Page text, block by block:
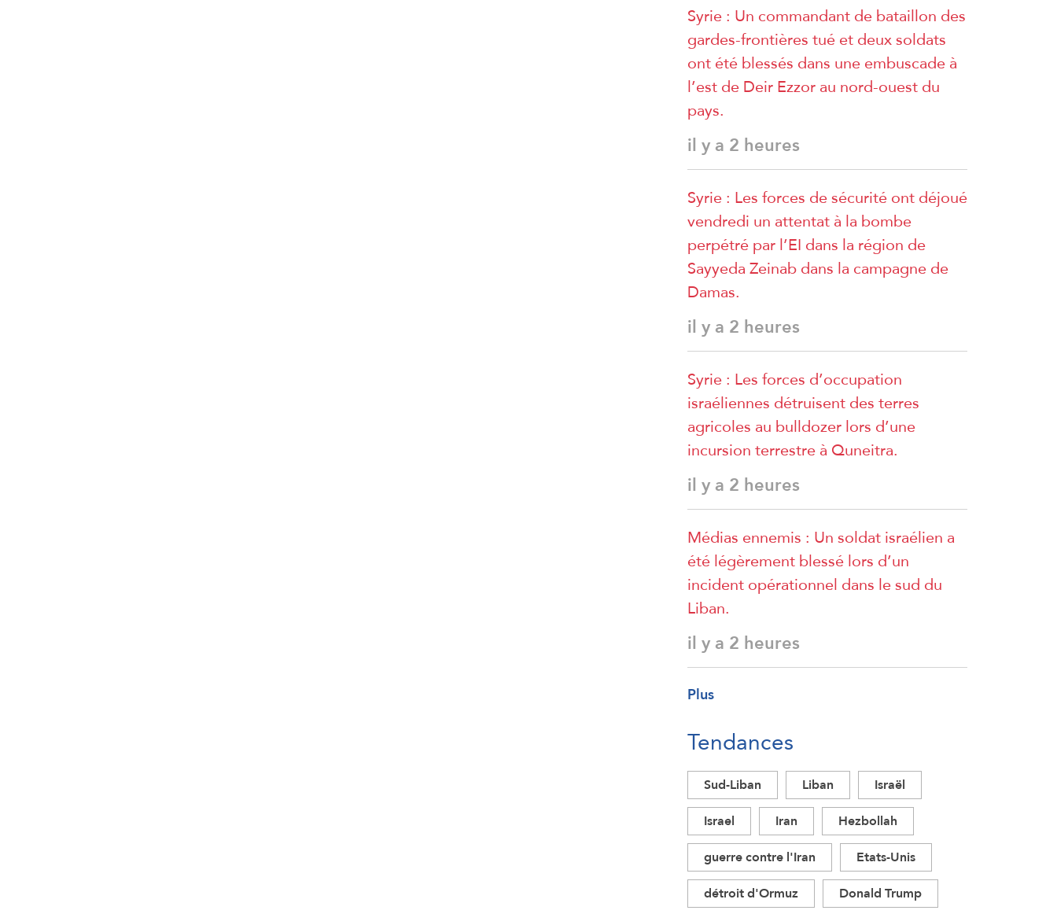
Syrie : Un commandant de bataillon des
gardes-frontières tué et deux soldats
ont été blessés dans une embuscade à
l’est de Deir Ezzor au nord-ouest du
pays.
il y a 2 heures
Syrie : Les forces de sécurité ont déjoué
vendredi un attentat à la bombe
perpétré par l’EI dans la région de
Sayyeda Zeinab dans la campagne de
Damas.
il y a 2 heures
Syrie : Les forces d’occupation
israéliennes détruisent des terres
agricoles au bulldozer lors d’une
incursion terrestre à Quneitra.
il y a 2 heures
Médias ennemis : Un soldat israélien a
été légèrement blessé lors d’un
incident opérationnel dans le sud du
Liban.
il y a 2 heures
Plus
Tendances
Sud-Liban Liban
Israël
Israel
Iran
Hezbollah
guerre contre l'Iran
Etats-Unis
détroit d'Ormuz
Donald Trump